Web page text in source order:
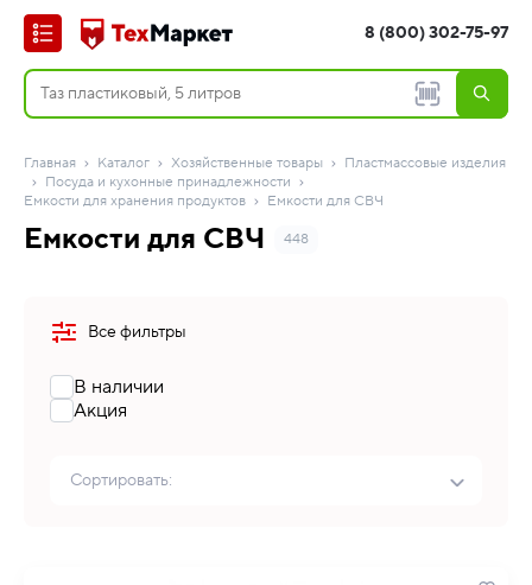
8 (800) 302-75-97
Главная Каталог Хозяйственные товары
Пластмассовые изделия
Посуда и кухонные принадлежности
Емкости для хранения продуктов
Емкости для СВЧ
Емкости для СВЧ 448
Все фильтры
В наличии
Акция
Сортировать: